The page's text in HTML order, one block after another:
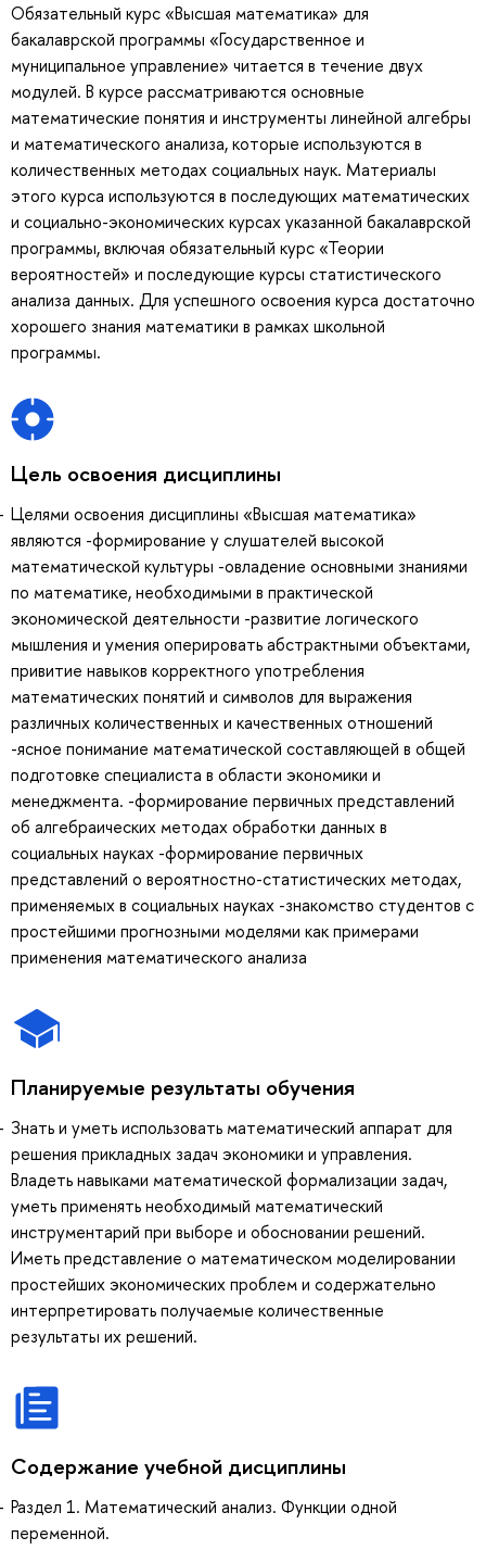
Обязательный курс «Высшая математика» для
бакалаврской программы «Государственное и
муниципальное управление» читается в течение двух
модулей. В курсе рассматриваются основные
математические понятия и инструменты линейной алгебры
и математического анализа, которые используются в
количественных методах социальных наук. Материалы
этого курса используются в последующих математических
и социально-экономических курсах указанной бакалаврской
программы, включая обязательный курс «Теории
вероятностей» и последующие курсы статистического
анализа данных. Для успешного освоения курса достаточно
хорошего знания математики в рамках школьной
программы.
Цель освоения дисциплины
Целями освоения дисциплины «Высшая математика»
являются -формирование у слушателей высокой
математической культуры -овладение основными знаниями
по математике, необходимыми в практической
экономической деятельности -развитие логического
мышления и умения оперировать абстрактными объектами,
привитие навыков корректного употребления
математических понятий и символов для выражения
различных количественных и качественных отношений
-ясное понимание математической составляющей в общей
подготовке специалиста в области экономики и
менеджмента. -формирование первичных представлений
об алгебраических методах обработки данных в
социальных науках -формирование первичных
представлений о вероятностно-статистических методах,
применяемых в социальных науках -знакомство студентов с
простейшими прогнозными моделями как примерами
применения математического анализа
Планируемые результаты обучения
Знать и уметь использовать математический аппарат для
решения прикладных задач экономики и управления.
Владеть навыками математической формализации задач,
уметь применять необходимый математический
инструментарий при выборе и обосновании решений.
Иметь представление о математическом моделировании
простейших экономических проблем и содержательно
интерпретировать получаемые количественные
результаты их решений.
Содержание учебной дисциплины
Раздел 1. Математический анализ. Функции одной
переменной.